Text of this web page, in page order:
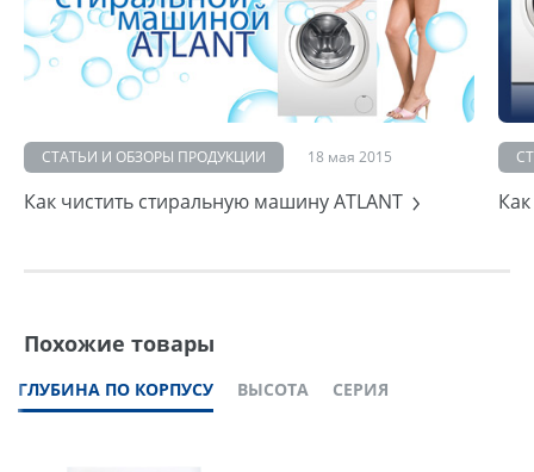
СТАТЬИ И ОБЗОРЫ ПРОДУКЦИИ 18 мая 2015
Как чистить стиральную машину ATLANT
Похожие товары
ГЛУБИНА ПО КОРПУСУ ВЫСОТА СЕРИЯ